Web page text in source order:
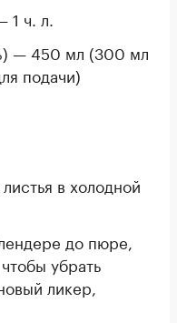
1 ч. л.
— 450 мл (300 мл
подачи)
в холодной
до пюре,
убрать
ликер,